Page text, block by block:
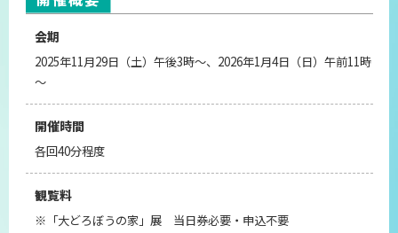
会期
2025年11月29日（土）午後3時～、2026年1月4日（日）午前11時
～
開催時間
各回40分程度
観覧料
※「大どろぼうの家」展 当日券必要・申込不要